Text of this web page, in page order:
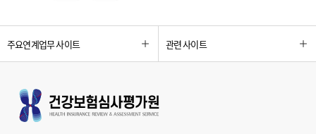
8 HIRA OAK
9 건강보험심사평가원
학술지 HIRA Research
주요연계업무 사이트 관련 사이트